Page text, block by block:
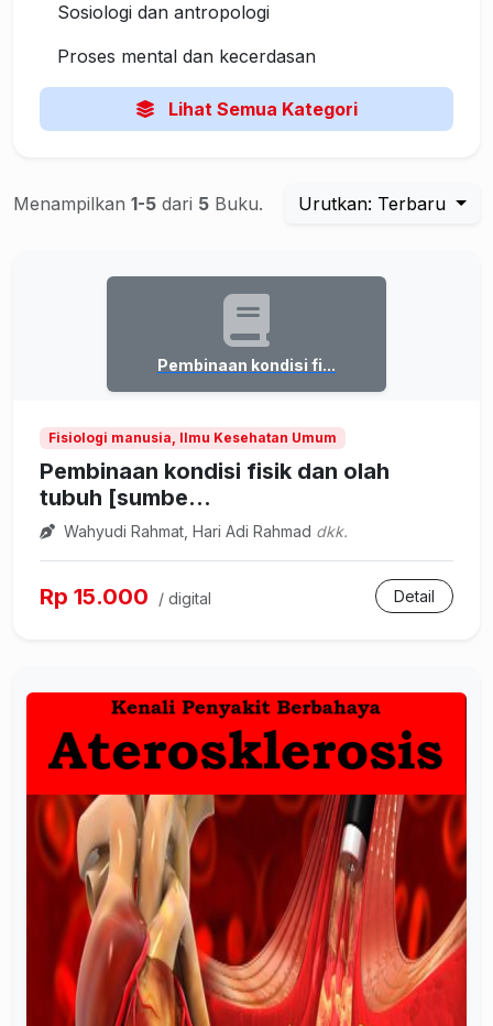
Sosiologi dan antropologi
Proses mental dan kecerdasan
Lihat Semua Kategori
Menampilkan 1-5 dari 5 Buku. Urutkan: Terbaru
Pembinaan kondisi fi...
Fisiologi manusia, Ilmu Kesehatan Umum
Pembinaan kondisi fisik dan olah
tubuh [sumbe...
Wahyudi Rahmat, Hari Adi Rahmad dkk.
Rp 15.000 / digital Detail